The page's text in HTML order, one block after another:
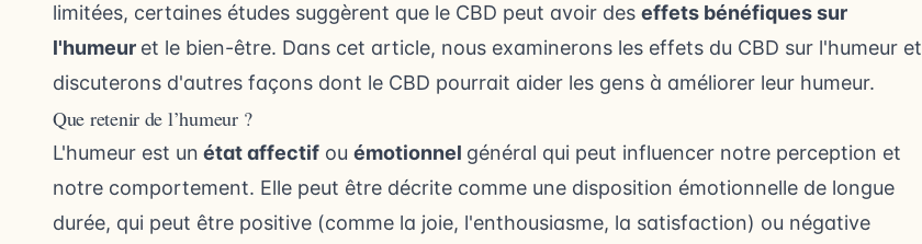
limitées, certaines études suggèrent que le CBD peut avoir des effets bénéfiques sur
l'humeur et le bien-être. Dans cet article, nous examinerons les effets du CBD sur l'humeur et
discuterons d'autres façons dont le CBD pourrait aider les gens à améliorer leur humeur.
Que retenir de l’humeur ?
L'humeur est un état affectif ou émotionnel général qui peut influencer notre perception et
notre comportement. Elle peut être décrite comme une disposition émotionnelle de longue
durée, qui peut être positive (comme la joie, l'enthousiasme, la satisfaction) ou négative